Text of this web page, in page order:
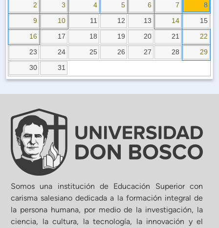
Capacitación Institucional
Estructura organizativa
Académica
Secretaría General
de Gestión Institucional
Publicaciones
2
3 4 5 6 7
8
9
10 11 12 13 14
15
16
17 18 19 20 21
22
23
24 25 26 27 28
29
30
31
Somos una institución de Educación Superior con
carisma salesiano dedicada a la formación integral de
la persona humana, por medio de la investigación, la
ciencia, la cultura, la tecnología, la innovación y el